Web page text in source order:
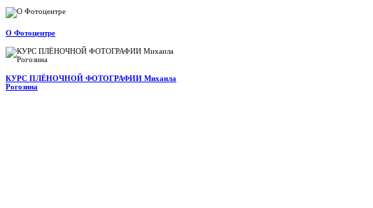
О Фотоцентре
КУРС ПЛЁНОЧНОЙ ФОТОГРАФИИ Михаила
Рогозина